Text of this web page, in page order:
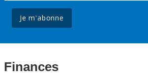
Je m'abonne
Finances